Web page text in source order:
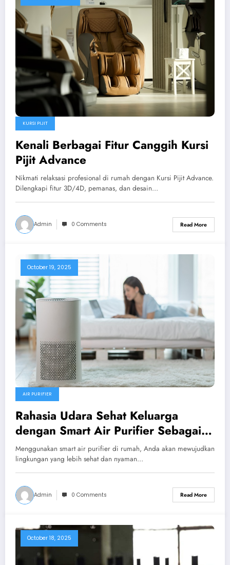
KURSI PIJIT
Kenali Berbagai Fitur Canggih Kursi
Pijit Advance
Nikmati relaksasi profesional di rumah dengan Kursi Pijit Advance.
Dilengkapi fitur 3D/4D, pemanas, dan desain…
Admin 0 Comments Read More
October 19, 2025
AIR PURIFIER
Rahasia Udara Sehat Keluarga
dengan Smart Air Purifier Sebagai
Solusinya
Menggunakan smart air purifier di rumah, Anda akan mewujudkan
lingkungan yang lebih sehat dan nyaman…
Admin 0 Comments Read More
October 18, 2025